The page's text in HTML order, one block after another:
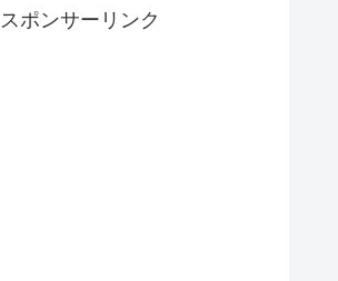
スポンサーリンク